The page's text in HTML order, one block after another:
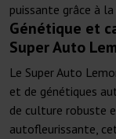
puissante grâce à
Génétique et
Super Auto
Le Super Auto
et de génétiques
de culture robuste
autofleurissante,